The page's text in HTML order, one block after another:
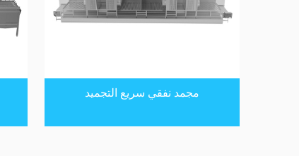
مجمد نفقي سريع التجميد